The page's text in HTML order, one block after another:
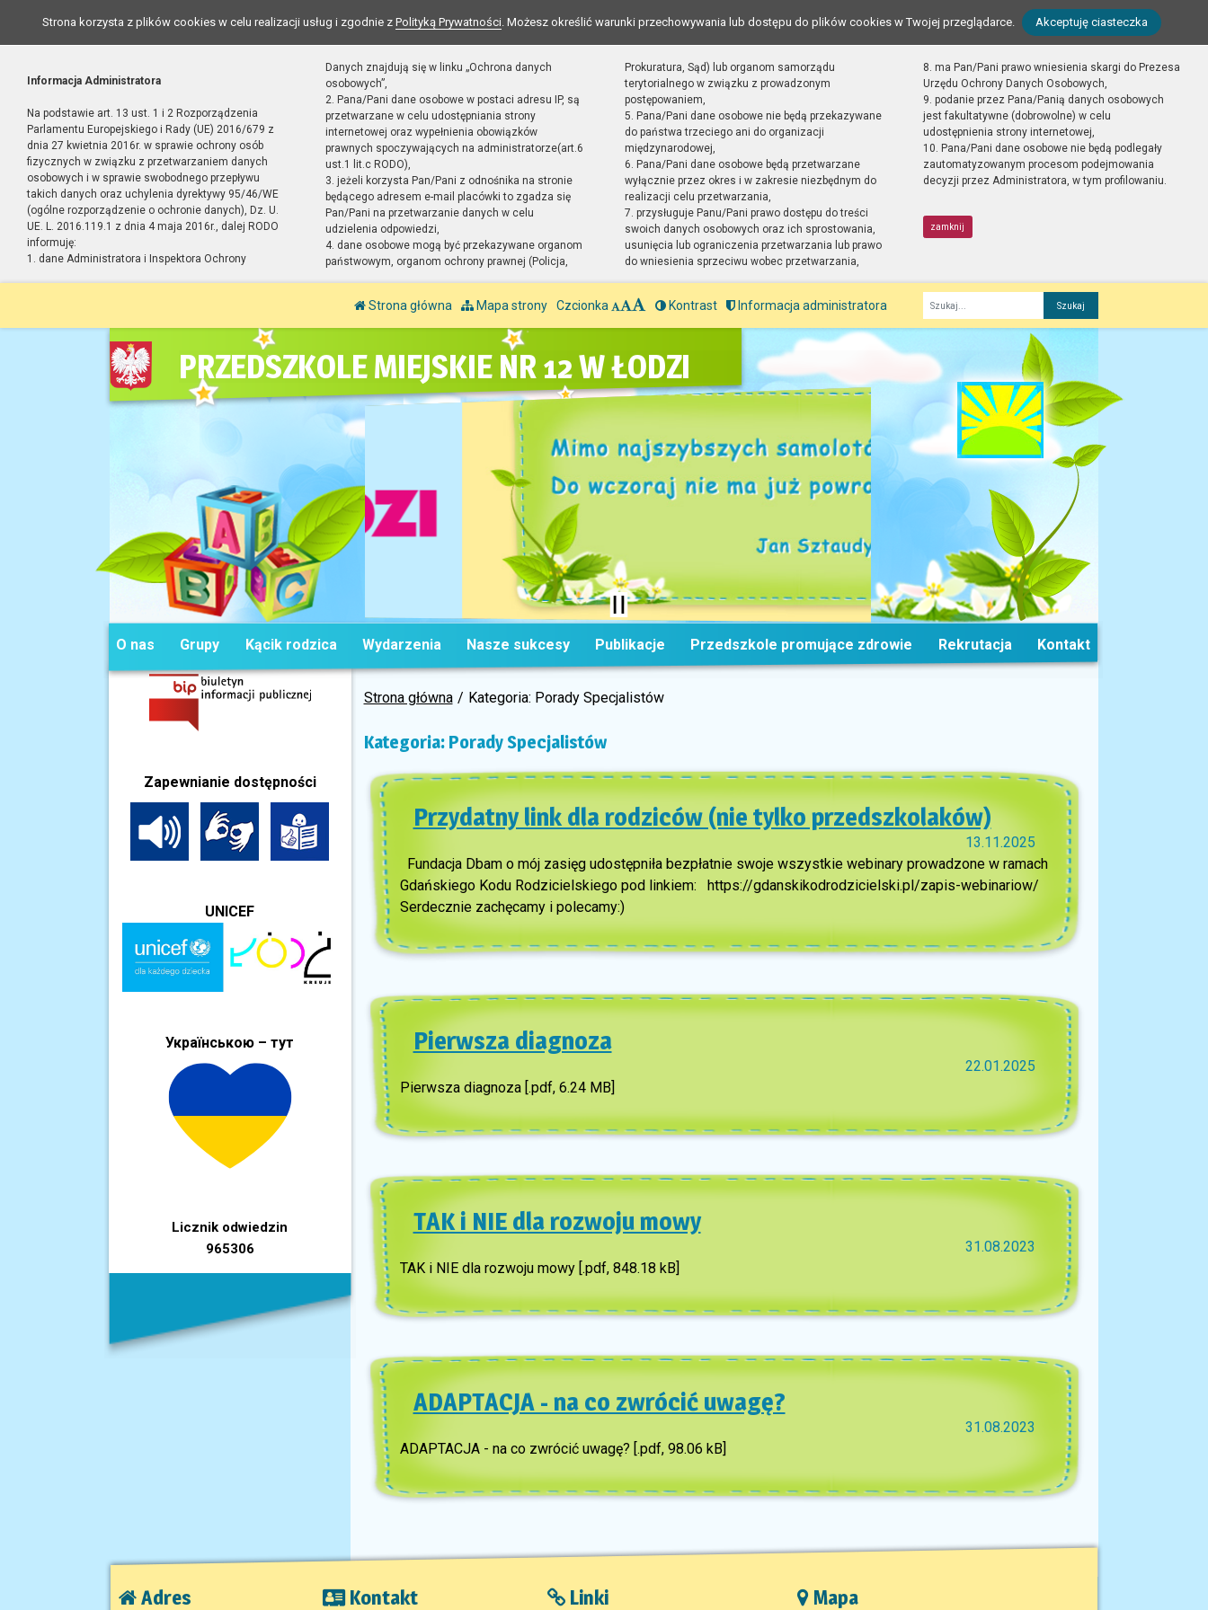
Strona korzysta z plików cookies w celu realizacji usług i zgodnie z Polityką Prywatności. Możesz określić warunki przechowywania lub dostępu do plików cookies w Twojej przeglądarce. Akceptuję ciasteczka
Informacja Administratora
Na podstawie art. 13 ust. 1 i 2 Rozporządzenia
Parlamentu Europejskiego i Rady (UE) 2016/679 z
dnia 27 kwietnia 2016r. w sprawie ochrony osób
fizycznych w związku z przetwarzaniem danych
osobowych i w sprawie swobodnego przepływu
takich danych oraz uchylenia dyrektywy 95/46/WE
(ogólne rozporządzenie o ochronie danych), Dz. U.
UE. L. 2016.119.1 z dnia 4 maja 2016r., dalej RODO
informuję:
1. dane Administratora i Inspektora Ochrony
Danych znajdują się w linku „Ochrona danych
osobowych”,
2. Pana/Pani dane osobowe w postaci adresu IP, są
przetwarzane w celu udostępniania strony
internetowej oraz wypełnienia obowiązków
prawnych spoczywających na administratorze(art.6
ust.1 lit.c RODO),
3. jeżeli korzysta Pan/Pani z odnośnika na stronie
będącego adresem e-mail placówki to zgadza się
Pan/Pani na przetwarzanie danych w celu
udzielenia odpowiedzi,
4. dane osobowe mogą być przekazywane organom
państwowym, organom ochrony prawnej (Policja,
Prokuratura, Sąd) lub organom samorządu
terytorialnego w związku z prowadzonym
postępowaniem,
5. Pana/Pani dane osobowe nie będą przekazywane
do państwa trzeciego ani do organizacji
międzynarodowej,
6. Pana/Pani dane osobowe będą przetwarzane
wyłącznie przez okres i w zakresie niezbędnym do
realizacji celu przetwarzania,
7. przysługuje Panu/Pani prawo dostępu do treści
swoich danych osobowych oraz ich sprostowania,
usunięcia lub ograniczenia przetwarzania lub prawo
do wniesienia sprzeciwu wobec przetwarzania,
8. ma Pan/Pani prawo wniesienia skargi do Prezesa
Urzędu Ochrony Danych Osobowych,
9. podanie przez Pana/Panią danych osobowych
jest fakultatywne (dobrowolne) w celu
udostępnienia strony internetowej,
10. Pana/Pani dane osobowe nie będą podlegały
zautomatyzowanym procesom podejmowania
decyzji przez Administratora, w tym profilowaniu.
zamknij
Strona główna Mapa strony Czcionka Kontrast Informacja administratora
Fraza
PRZEDSZKOLE MIEJSKIE NR 12 W ŁODZI
O nas Grupy Kącik rodzica Wydarzenia Nasze sukcesy Publikacje Przedszkole promujące zdrowie Rekrutacja Kontakt
Zapewnianie dostępności
UNICEF
Українською – тут
Licznik odwiedzin
965306
Strona główna Kategoria: Porady Specjalistów
Kategoria: Porady Specjalistów
Przydatny link dla rodziców (nie tylko przedszkolaków)
13.11.2025
Fundacja Dbam o mój zasięg udostępniła bezpłatnie swoje wszystkie webinary prowadzone w ramach
Gdańskiego Kodu Rodzicielskiego pod linkiem: https://gdanskikodrodzicielski.pl/zapis-webinariow/
Serdecznie zachęcamy i polecamy:)
Pierwsza diagnoza
22.01.2025
Pierwsza diagnoza [.pdf, 6.24 MB]
TAK i NIE dla rozwoju mowy
31.08.2023
TAK i NIE dla rozwoju mowy [.pdf, 848.18 kB]
ADAPTACJA - na co zwrócić uwagę?
31.08.2023
ADAPTACJA - na co zwrócić uwagę? [.pdf, 98.06 kB]
Adres Kontakt Linki Mapa